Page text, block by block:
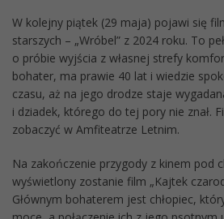
W kolejny piątek (29 maja) pojawi się
starszych – „Wróbel” z 2024 roku. To
o próbie wyjścia z własnej strefy
bohater, ma prawie 40 lat i wiedzie
czasu, aż na jego drodze staje
i dziadek, którego do tej pory nie znał.
zobaczyć w Amfiteatrze Letnim.
Na zakończenie przygody z kinem pod
wyświetlony zostanie film „Kajtek
Głównym bohaterem jest chłopiec,